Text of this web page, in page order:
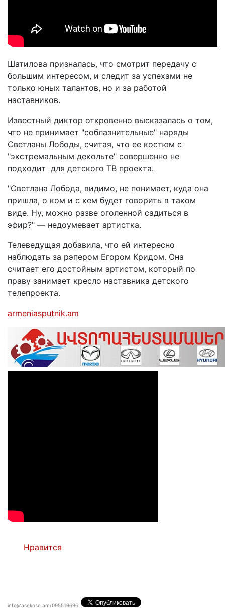
Шатилова призналась, что смотрит передачу с
большим интересом, и следит за успехами не
только юных талантов, но и за работой
наставников.
Известный диктор откровенно высказалась о том,
что не принимает "соблазнительные" наряды
Светланы Лободы, считая, что ее костюм с
"экстремальным декольте" совершенно не
подходит для детского ТВ проекта.
"Светлана Лобода, видимо, не понимает, куда она
пришла, о ком и с кем будет говорить в таком
виде. Ну, можно разве оголенной садиться в
эфир?" — недоумевает артистка.
Телеведущая добавила, что ей интересно
наблюдать за рэпером Егором Кридом. Она
считает его достойным артистом, который по
праву занимает кресло наставника детского
телепроекта.
armeniasputnik.am
Нравится
info@asekose.am/095519696